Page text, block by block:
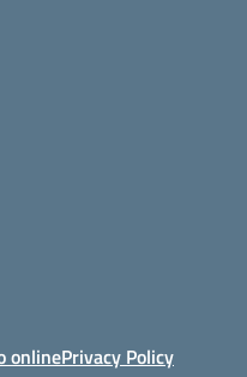
onlinePrivacy Policy